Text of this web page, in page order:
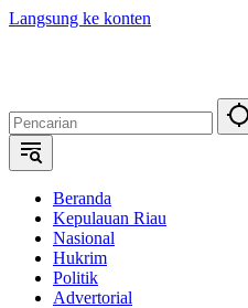
Langsung ke konten
Beranda
Kepulauan Riau
Nasional
Hukrim
Politik
Advertorial